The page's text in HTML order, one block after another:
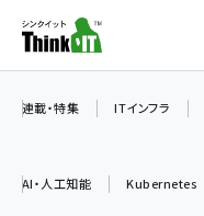
ン
連載・特集 ITインフラ
AI・人工知能 Kubernetes